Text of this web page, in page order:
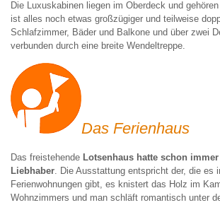
Die Luxuskabinen liegen im Oberdeck und
ist alles noch etwas großzügiger und teilweise
Schlafzimmer, Bäder und Balkone und über zwei
verbunden durch eine breite Wendeltreppe.
Das Ferienhaus
Das freistehende Lotsenhaus hatte schon
Liebhaber. Die Ausstattung entspricht der, die es
Ferienwohnungen gibt, es knistert das Holz im
Wohnzimmers und man schläft romantisch unter